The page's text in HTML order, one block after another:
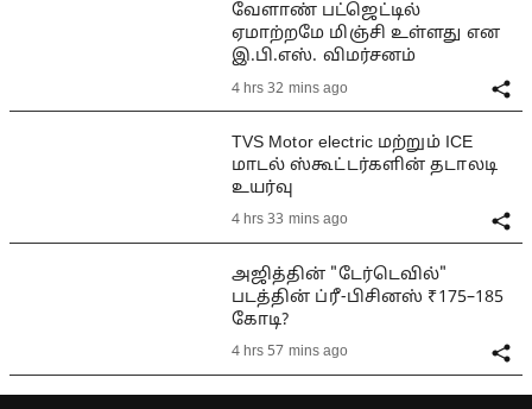
வேளாண் பட்ஜெட்டில்
ஏமாற்றமே மிஞ்சி உள்ளது என
இ.பி.எஸ். விமர்சனம்
4 hrs 32 mins ago
TVS Motor electric மற்றும் ICE
மாடல் ஸ்கூட்டர்களின் தடாலடி
உயர்வு
4 hrs 33 mins ago
அஜித்தின் "டேர்டெவில்"
படத்தின் ப்ரீ-பிசினஸ் ₹175–185
கோடி?
4 hrs 57 mins ago